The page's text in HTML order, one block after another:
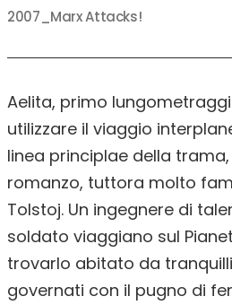
2007_Marx Attacks!
Aelita, primo
utilizzare il viaggio
linea principlae della
romanzo, tuttora molto
Tolstoj. Un ingegnere di
soldato viaggiano sul
trovarlo abitato da
governati con il pugno di